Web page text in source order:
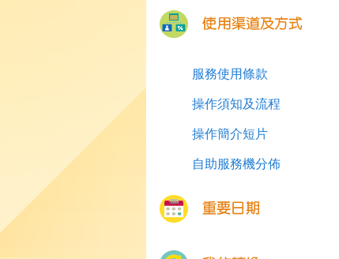
服務使用條款
操作須知及流程
操作簡介短片
自助服務機分佈